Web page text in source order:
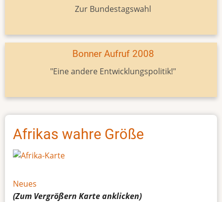
Zur Bundestagswahl
Bonner Aufruf 2008
"Eine andere Entwicklungspolitik!"
Afrikas wahre Größe
Neues
(Zum Vergrößern Karteanklicken)